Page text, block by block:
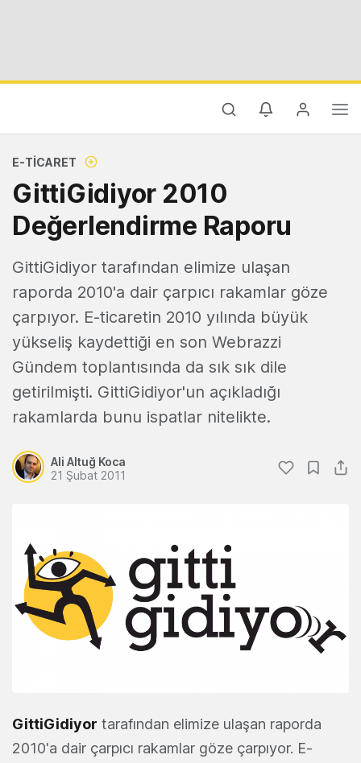
E-TICARET
GittiGidiyor 2010
Değerlendirme Raporu
GittiGidiyor tarafından elimize ulaşan
raporda 2010'a dair çarpıcı rakamlar göze
çarpıyor. E-ticaretin 2010 yılında büyük
yükseliş kaydettiği en son Webrazzi
Gündem toplantısında da sık sık dile
getirilmişti. GittiGidiyor'un açıkladığı
rakamlarda bunu ispatlar nitelikte.
Ali Altuğ Koca
21 Şubat 2011
GittiGidiyor tarafından elimize ulaşan raporda
2010'a dair çarpıcı rakamlar göze çarpıyor. E-